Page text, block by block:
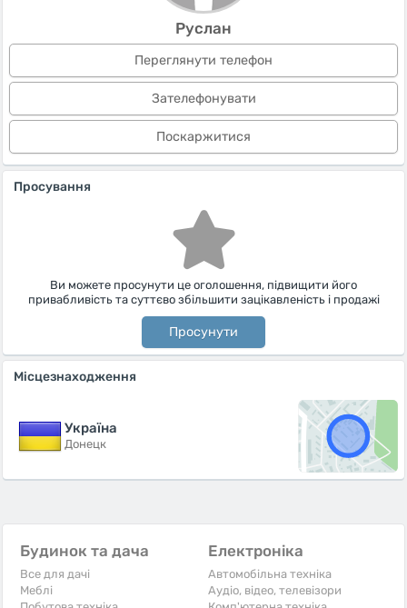
Руслан
Переглянути телефон
Зателефонувати
Поскаржитися
Просування
Ви можете просунути це оголошення, підвищити його
привабливість та суттєво збільшити зацікавленість і продажі
Просунути
Місцезнаходження
Україна
Донецк
Будинок та дача
Все для дачі
Меблі
Електроніка
Автомобільна техніка
Аудіо, відео, телевізори